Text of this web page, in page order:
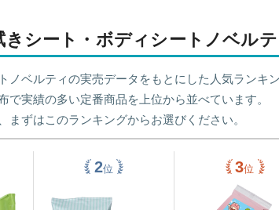
きシート・ボディシートノベル
ノベルティの実売データをもとにした人気ランキン
で実績の多い定番商品を上位から並べています。
まずはこのランキングからお選びください。
位 位